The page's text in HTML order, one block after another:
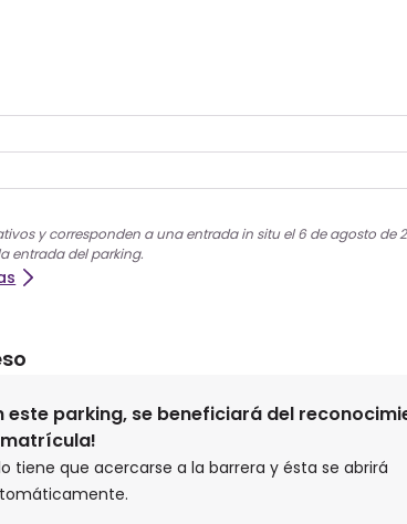
y corresponden a una entrada in situ el 6 de agosto de
entrada del parking.
este parking, se beneficiará del
tiene que acercarse a la barrera y ésta se abrirá